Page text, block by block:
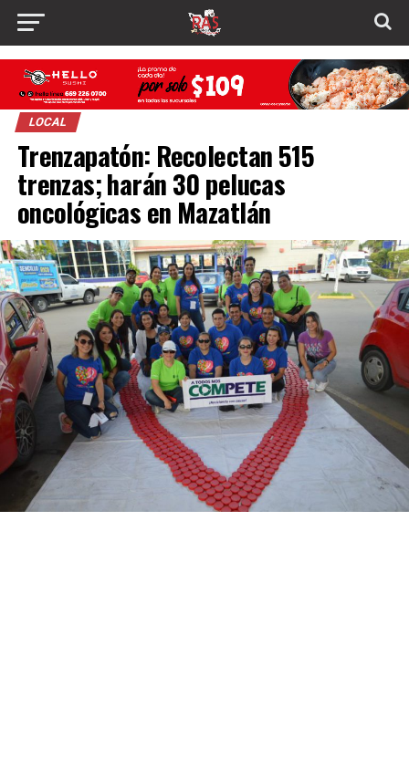
LOCAL
Trenzapatón: Recolectan 515
trenzas; harán 30 pelucas
oncológicas en Mazatlán